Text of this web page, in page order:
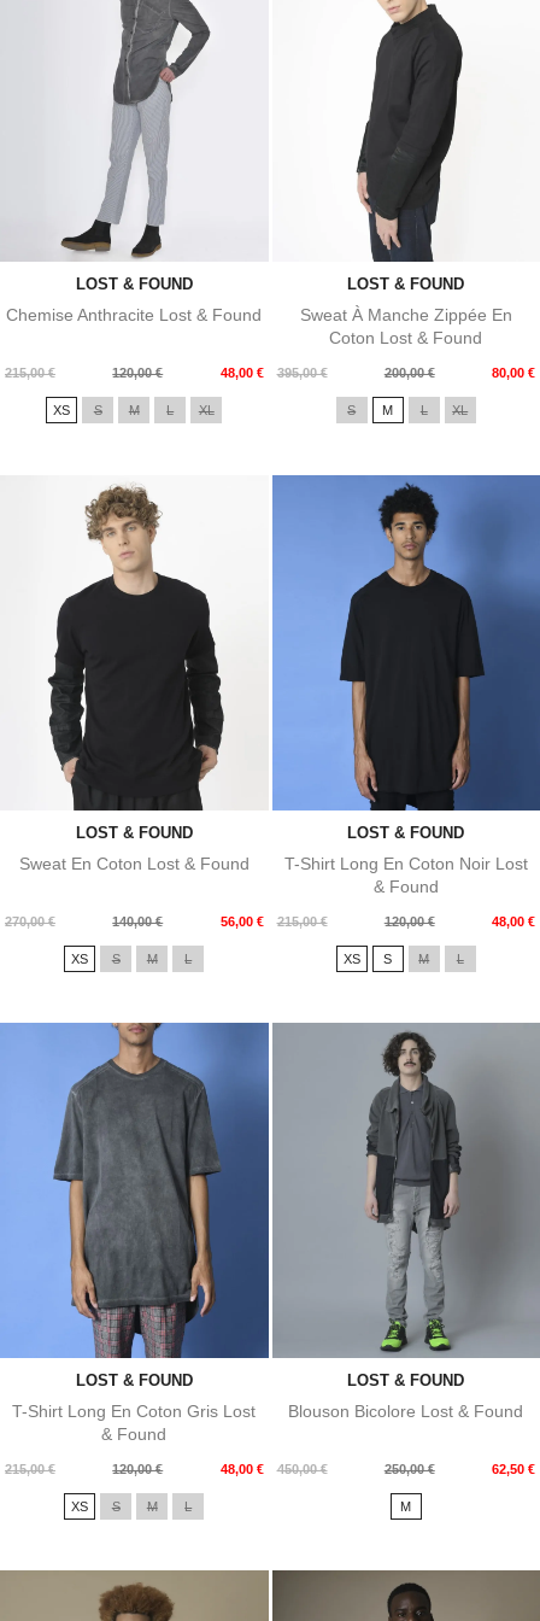
LOST & FOUND
Chemise Anthracite Lost & Found
215,00 €
Prix
120,00 € 48,00 €
Prix
XS S M L XL
LOST & FOUND
Sweat À Manche Zippée En
Coton Lost & Found
395,00 €
Prix
200,00 € 80,00 €
Prix
S M L XL
LOST & FOUND
Sweat En Coton Lost & Found
270,00 €
Prix
140,00 € 56,00 €
Prix
XS S M L
LOST & FOUND
T-Shirt Long En Coton Noir Lost
& Found
215,00 €
Prix
120,00 € 48,00 €
Prix
XS S M L
LOST & FOUND
T-Shirt Long En Coton Gris Lost
& Found
215,00 €
Prix
120,00 € 48,00 €
Prix
XS S M L
LOST & FOUND
Blouson Bicolore Lost & Found
450,00 €
Prix
250,00 € 62,50 €
Prix
M